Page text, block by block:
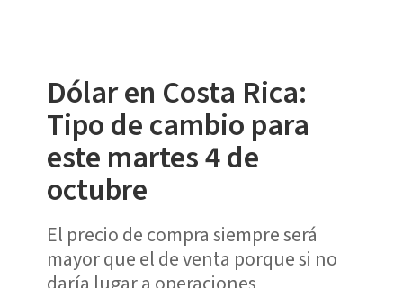
Dólar en Costa Rica:
Tipo de cambio para
este martes 4 de
octubre
El precio de compra siempre será
mayor que el de venta porque si no